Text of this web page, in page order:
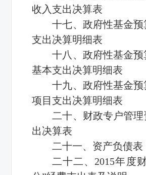
收入支出决算表
十七、政府性基金
支出决算明细表
十八、政府性基金
基本支出决算明细表
十九、政府性基金
项目支出决算明细表
二十、财政专户管
出决算表
二十一、资产负债表
二十二、2015年度